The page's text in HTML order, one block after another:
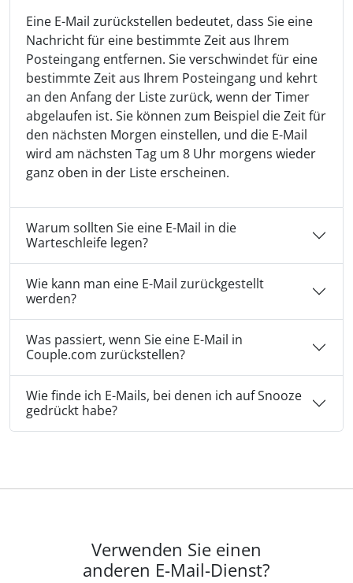
Eine E-Mail zurückstellen bedeutet, dass Sie eine
Nachricht für eine bestimmte Zeit aus Ihrem
Posteingang entfernen. Sie verschwindet für eine
bestimmte Zeit aus Ihrem Posteingang und kehrt
an den Anfang der Liste zurück, wenn der Timer
abgelaufen ist. Sie können zum Beispiel die Zeit für
den nächsten Morgen einstellen, und die E-Mail
wird am nächsten Tag um 8 Uhr morgens wieder
ganz oben in der Liste erscheinen.
Warum sollten Sie eine E-Mail in die
Warteschleife legen?
Wie kann man eine E-Mail zurückgestellt
werden?
Was passiert, wenn Sie eine E-Mail in
Couple.com zurückstellen?
Wie finde ich E-Mails, bei denen ich auf Snooze
gedrückt habe?
Verwenden Sie einen
anderen E-Mail-Dienst?